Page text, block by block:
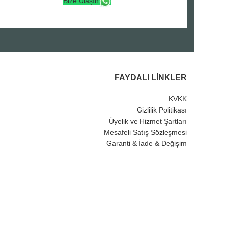
FAYDALI LINKLER
KVKK
Gizlilik Politikası
Üyelik ve Hizmet Şartları
Mesafeli Satış Sözleşmesi
Garanti & İade & Değişim